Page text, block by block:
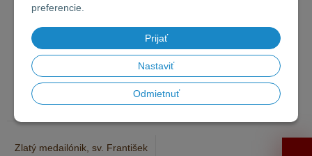
preferencie.
Prijať
Nastaviť
Odmietnuť
567 € s DPH
860 € s DPH
Zlatý medailónik, sv. František